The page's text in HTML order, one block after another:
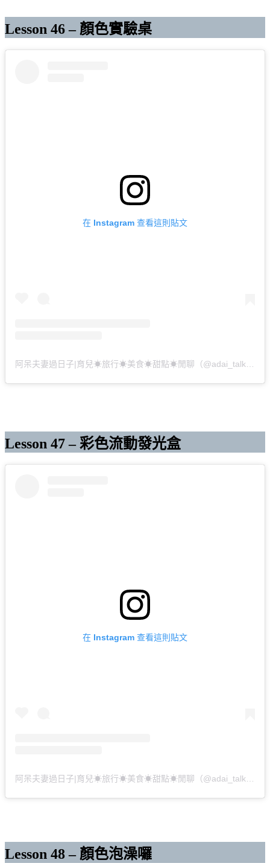
Lesson 46 – 顏色實驗桌
在 Instagram 查看這則貼文
阿呆夫妻過日子|育兒☀︎旅行☀︎美食☀︎甜點☀︎閒聊（@adai_talk）分享的貼文
Lesson 47 – 彩色流動發光盒
在 Instagram 查看這則貼文
阿呆夫妻過日子|育兒☀︎旅行☀︎美食☀︎甜點☀︎閒聊（@adai_talk）分享的貼文
Lesson 48 – 顏色泡澡囉